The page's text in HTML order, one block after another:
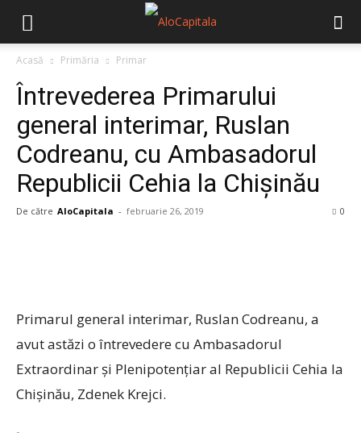
Acasă Primăria Primar
Întrevederea Primarului
general interimar, Ruslan
Codreanu, cu Ambasadorul
Republicii Cehia la Chișinău
De către AloCapitala - februarie 26, 2019 0
Primarul general interimar, Ruslan Codreanu, a
avut astăzi o întrevedere cu Ambasadorul
Extraordinar și Plenipotențiar al Republicii Cehia la
Chișinău, Zdenek Krejci.